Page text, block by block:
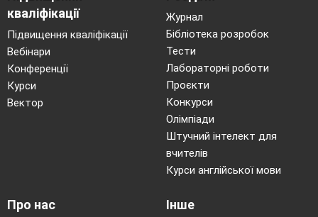
кваліфікації
Підвищення кваліфікації
Вебінари
Конференції
Курси
Вектор
Журнал
Бібліотека розробок
Тести
Лабораторні роботи
Проєкти
Конкурси
Олімпіади
Штучний інтелект для
вчителів
Курси англійської мови
Про нас Інше